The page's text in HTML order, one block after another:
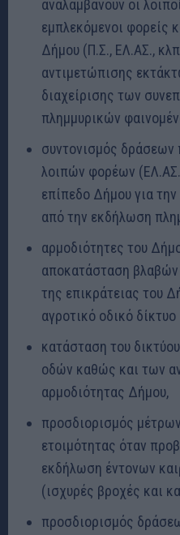
αναλαμβάνουν οι
εμπλεκόμενοι φορείς
Δήμου (Π.Σ., ΕΛ.ΑΣ.,
αντιμετώπισης
διαχείρισης των
πλημμυρικών
συντονισμός δράσεων
λοιπών φορέων
επίπεδο Δήμου για
από την εκδήλωση
αρμοδιότητες του
αποκατάσταση βλαβών
της επικράτειας του
αγροτικό οδικό δίκτυο
κατάσταση του
οδών καθώς και των
αρμοδιότητας Δήμου,
προσδιορισμός
ετοιμότητας όταν
εκδήλωση έντονων
(ισχυρές βροχές και
προσδιορισμός